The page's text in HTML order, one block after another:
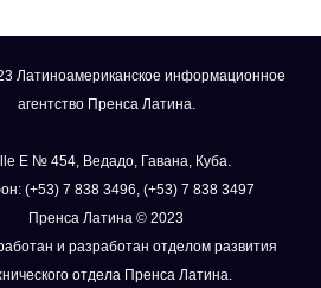
Латиноамериканское информационное
агентство Пренса Латина.
E № 454, Ведадо, Гавана, Куба.
(+53) 7 838 3496, (+53) 7 838 3497
Пренса Латина © 2023
и разработан отделом развития
отдела Пренса Латина.